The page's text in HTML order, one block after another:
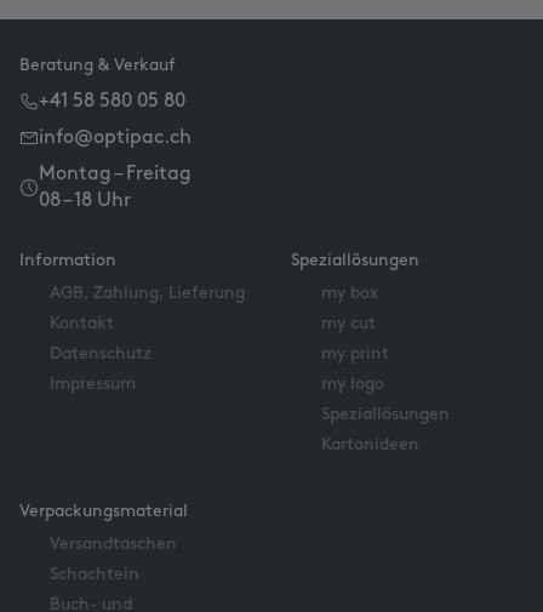
Beratung & Verkauf
+41 58 580 05 80
info@optipac.ch
Montag – Freitag
08 – 18 Uhr
Information
AGB, Zahlung, Lieferung
Kontakt
Datenschutz
Impressum
Speziallösungen
my box
my cut
my print
my logo
Speziallösungen
Kartonideen
Verpackungsmaterial
Versandtaschen
Schachteln
Buch- und